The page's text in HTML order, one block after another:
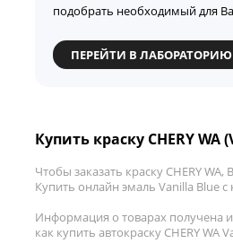
подобрать необходимый для
ПЕРЕЙТИ В ЛАБОРАТОРИЮ
Купить краску CHERY
Чтобы заказать краску CHERY
Купить онлайн эмаль Vanilla Blue
Информация о товарах получена
как купить автокраску CHERY